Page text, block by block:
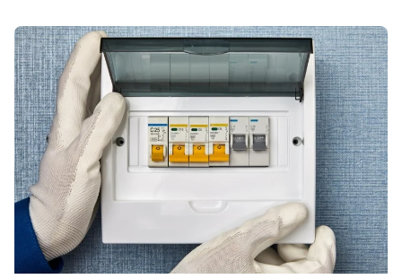
dans le circuit électrique. Cette panne, bien que
fréquente, nécessite un diagnostic précis pour
identifier la cause exacte et garantir la sécurité de
votre installation. Si […]